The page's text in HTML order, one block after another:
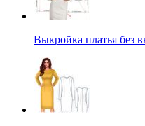
Выкройка платья без